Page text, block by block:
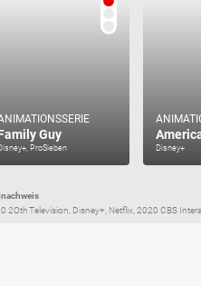
Guy
ProSieben Disney+
2Oth Television, Disney+, Netflix, 2020 CBS